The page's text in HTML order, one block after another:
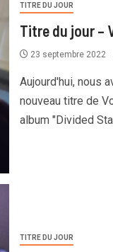
TITRE DU JOUR
Titre du jour –
23 septembre 2022
Aujourd'hui, nous
nouveau titre de
album "Divided
TITRE DU JOUR